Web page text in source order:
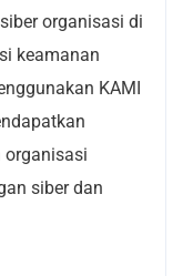
organisasi di
keamanan
KAMI
organisasi
siber dan